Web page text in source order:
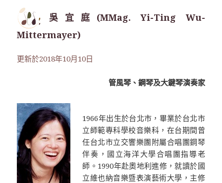
吳宜庭(MMag. Yi-Ting Wu-
Mittermayer)
更新於2018年10月10日
管風琴、鋼琴及大鍵琴演奏家
1966年出生於台北市，畢業於台北市
立師範專科學校音樂科，在台期間曾
任台北市立交響樂團附屬合唱團鋼琴
伴奏，國立海洋大學合唱團指導老
師。1990年赴奧地利進修，就讀於國
立維也納音樂暨表演藝術大學，主修